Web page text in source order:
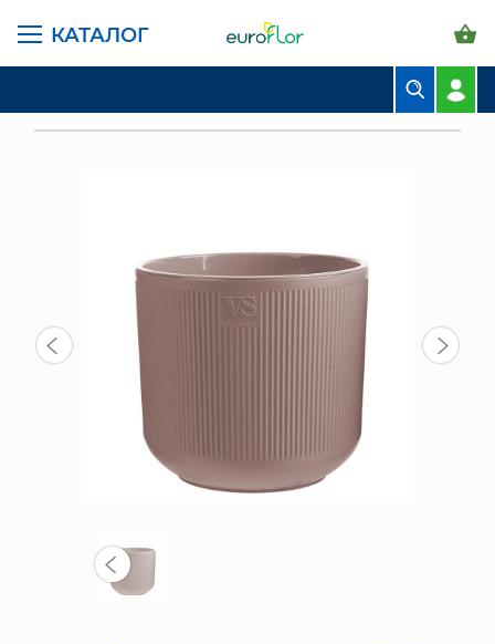
КАТАЛОГ
КОМНАТНЫЕ РАСТЕНИЯ
ВАЗЫ
ГЛАВНАЯ СТРАНИЦА КАТАЛОГ
ГОРШКИ И КАШПО